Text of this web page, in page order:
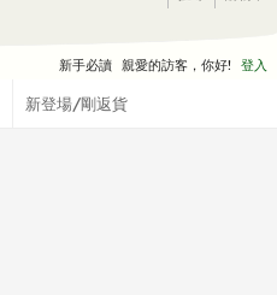
新手必讀 親愛的訪客，你好! 登入
新登場/剛返貨